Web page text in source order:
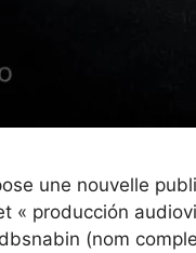
une nouvelle
« producción
(nom